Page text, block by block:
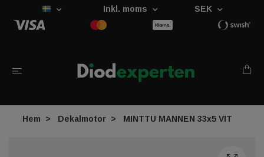
Inkl. moms SEK
Hem Dekalmotor MINTTU MANNEN 33x5 VIT